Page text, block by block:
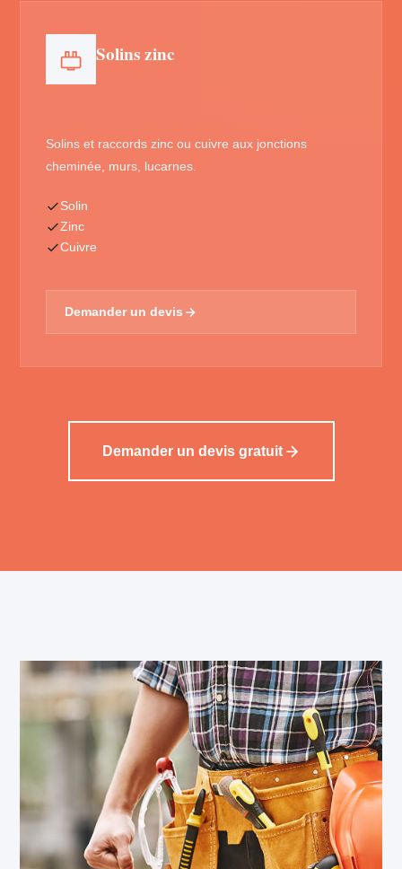
Solins zinc
Solins et raccords zinc ou cuivre aux jonctions
cheminée, murs, lucarnes.
Solin
Zinc
Cuivre
Demander un devis
Demander un devis gratuit